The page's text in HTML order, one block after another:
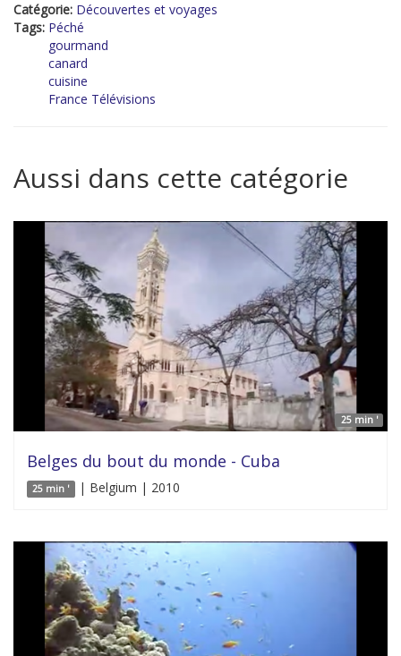
Catégorie: Découvertes et voyages
Tags: Péché
gourmand
canard
cuisine
France Télévisions
Aussi dans cette catégorie
25 min '
Belges du bout du monde - Cuba
25 min ' | Belgium | 2010